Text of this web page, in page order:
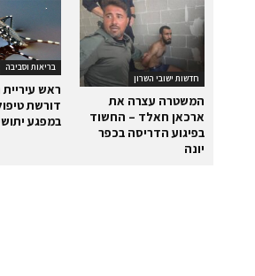
בריאות וסביבה
ראש עיריית
דורשת
במפגע
חדשות ישובי השרון
המשטרה עצרה את
ארכאן חאלד – החשוד
בפיגוע הדריסה בכפר
יונה